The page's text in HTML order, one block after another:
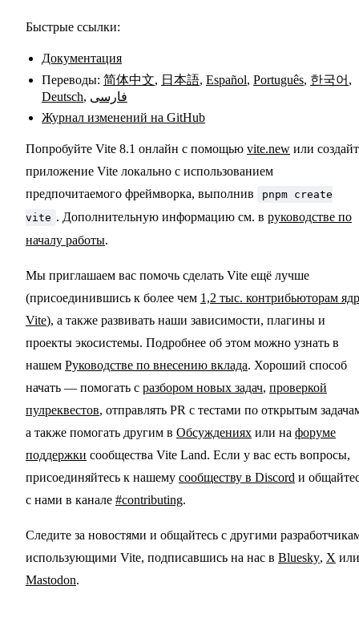
Быстрые ссылки:
Документация
Переводы: 简体中文, 日本語, Español, Português, 한국어 ,
Deutsch, فارسی
Журнал изменений на GitHub
Попробуйте Vite 8.1 онлайн с помощью vite.new или
приложение Vite локально с использованием
предпочитаемого фреймворка, выполнив
pnpm create
vite . Дополнительную информацию см. в руководстве по
началу работы.
Мы приглашаем вас помочь сделать Vite ещё лучше
(присоединившись к более чем 1,2 тыс. контрибьюторам
Vite), а также развивать наши зависимости, плагины и
проекты экосистемы. Подробнее об этом можно узнать в
нашем Руководстве по внесению вклада. Хороший способ
начать — помогать с разбором новых задач, проверкой
пулреквестов, отправлять PR с тестами по открытым
а также помогать другим в Обсуждениях или на форуме
поддержки сообщества Vite Land. Если у вас есть вопросы,
присоединяйтесь к нашему сообществу в Discord и
с нами в канале #contributing.
Следите за новостями и общайтесь с другими
использующими Vite, подписавшись на нас в Bluesky, X или
Mastodon.